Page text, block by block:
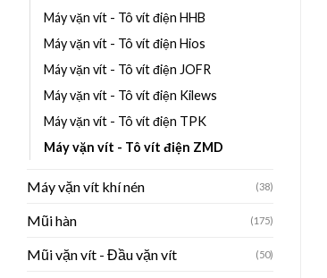
Máy vặn vít - Tô vít điện HHB
Máy vặn vít - Tô vít điện Hios
Máy vặn vít - Tô vít điện JOFR
Máy vặn vít - Tô vít điện Kilews
Máy vặn vít - Tô vít điện TPK
Máy vặn vít - Tô vít điện ZMD
Máy vặn vít khí nén (38)
Mũi hàn (175)
Mũi vặn vít - Đầu vặn vít (50)